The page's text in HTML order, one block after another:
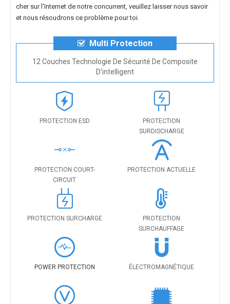
cher sur l'Internet de notre concurrent, veuillez laisser nous savoir
et nous résoudrons ce problème pour toi.
Multi Protection
12 Couches Technologie De Sécurité De Composite
D'intelligent
PROTECTION ESD
PROTECTION
SURDISCHARGE
PROTECTION COURT-
CIRCUIT
PROTECTION ACTUELLE
PROTECTION SURCHARGE
PROTECTION
SURCHAUFFAGE
POWER PROTECTION ÉLECTROMAGNÉTIQUE